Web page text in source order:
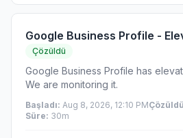
Google Business Profile -
Çözüldü
Google Business Profile has
We are monitoring it.
Başladı: Aug 8, 2026, 12:10 PMÇözüldü
Süre: 30m